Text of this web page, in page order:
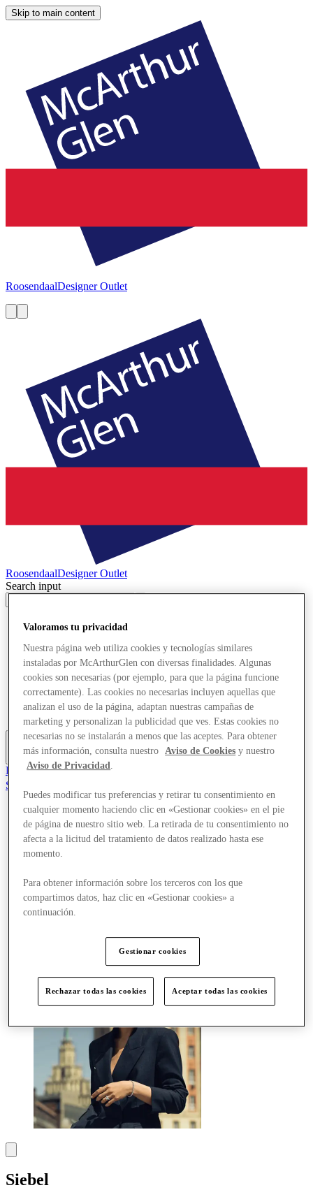
Skip to main content
RoosendaalDesigner Outlet
RoosendaalDesigner Outlet
Search input
Tiendas
Planifica tu visita
¿Qué pasa?
Comer y beber
Servicios
Descubre la región
Tarjeta regalo
Más
El Club
Salvado
es
Tiendas
Ofertas
Planifica tu visita
¿Qué pasa?
Servicios
Descubre la región
Tarjeta regalo
Siebel
Valoramos tu privacidad
Nuestra página web utiliza cookies y tecnologías similares
instaladas por McArthurGlen con diversas finalidades. Algunas
cookies son necesarias (por ejemplo, para que la página funcione
correctamente). Las cookies no necesarias incluyen aquellas que
analizan el uso de la página, adaptan nuestras campañas de
marketing y personalizan la publicidad que ves. Estas cookies no
necesarias no se instalarán a menos que las aceptes. Para obtener
más información, consulta nuestro
Aviso de Cookies y nuestro
Aviso de Privacidad
Puedes modificar tus preferencias y retirar tu consentimiento en
cualquier momento haciendo clic en «Gestionar cookies» en el pie
de página de nuestro sitio web. La retirada de tu consentimiento no
afecta a la licitud del tratamiento de datos realizado hasta ese
momento.
Para obtener información sobre los terceros con los que
compartimos datos, haz clic en «Gestionar cookies» a
continuación.
Gestionar cookies
Rechazar todas las cookies Aceptar todas las cookies